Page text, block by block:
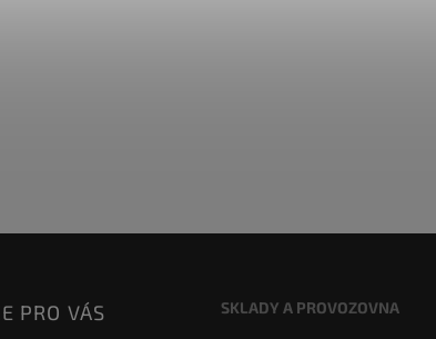
PRO VÁS SKLADY A PROVOZOVNA